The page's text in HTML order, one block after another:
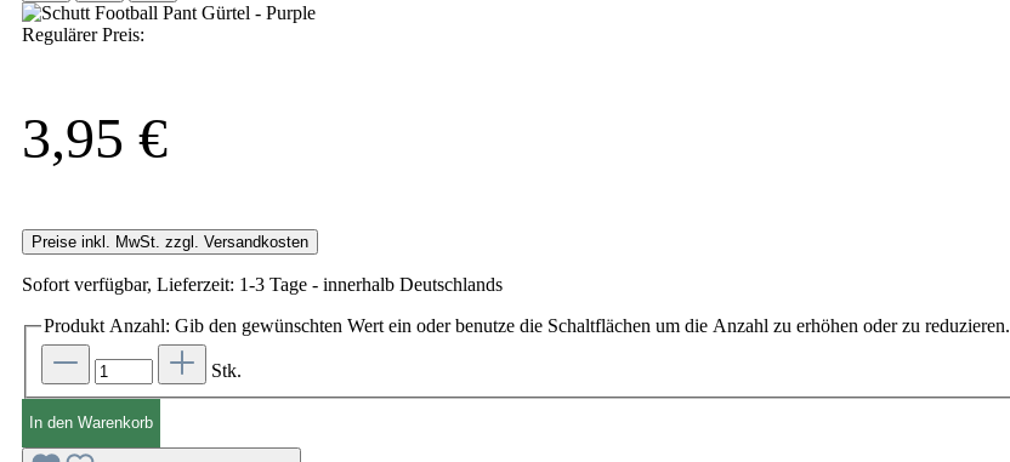
Regulärer Preis:
3,95 €
Preise inkl. MwSt. zzgl. Versandkosten
Sofort verfügbar, Lieferzeit: 1-3 Tage - innerhalb Deutschlands
Produkt Anzahl: Gib den gewünschten Wert ein oder benutze die Schaltflächen um die Anzahl zu erhöhen oder zu reduzieren.
Stk.
In den Warenkorb